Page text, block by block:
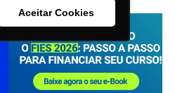
Aceitar Cookies
Aceitar Cookies